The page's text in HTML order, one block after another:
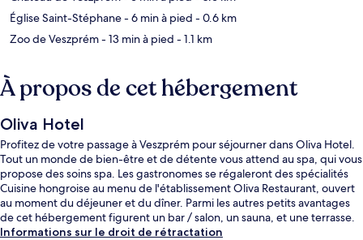
Église Saint-Stéphane- 6 min à pied - 0.6 km
Zoo de Veszprém- 13 min à pied - 1.1 km
À propos de cet hébergement
Oliva Hotel
Profitez de votre passage à Veszprém pour séjourner dans Oliva Hotel.
Tout un monde de bien-être et de détente vous attend au spa, qui vous
propose des soins spa. Les gastronomes se régaleront des spécialités
Cuisine hongroise au menu de l'établissement Oliva Restaurant, ouvert
au moment du déjeuner et du dîner. Parmi les autres petits avantages
de cet hébergement figurent un bar / salon, un sauna, et une terrasse.
Informations sur le droit de rétractation